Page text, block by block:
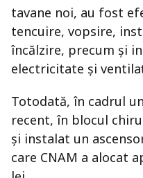
tavane noi, au fost
tencuire, vopsire,
încălzire, precum și
electricitate și
Totodată, în cadrul
recent, în blocul
și instalat un
care CNAM a alocat